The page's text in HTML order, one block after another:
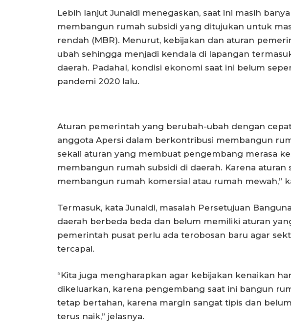
Lebih lanjut Junaidi menegaskan, saat ini masih
membangun rumah subsidi yang ditujukan untuk
rendah (MBR). Menurut, kebijakan dan aturan
ubah sehingga menjadi kendala di lapangan
daerah. Padahal, kondisi ekonomi saat ini belum
pandemi 2020 lalu.
Aturan pemerintah yang berubah-ubah dengan
anggota Apersi dalam berkontribusi membangun
sekali aturan yang membuat pengembang merasa
membangun rumah subsidi di daerah. Karena aturan
membangun rumah komersial atau rumah mewah,”
Termasuk, kata Junaidi, masalah Persetujuan
daerah berbeda beda dan belum memiliki aturan
pemerintah pusat perlu ada terobosan baru agar
tercapai.
“Kita juga mengharapkan agar kebijakan kenaikan
dikeluarkan, karena pengembang saat ini bangun
tetap bertahan, karena margin sangat tipis dan
terus naik,” jelasnya.